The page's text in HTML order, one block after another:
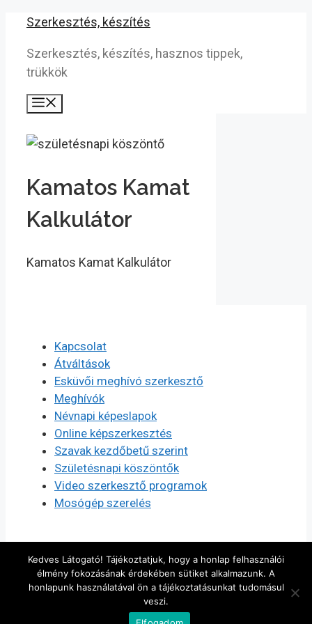
Kilépés
tartalomba
Szerkesztés, készítés
Szerkesztés, készítés, hasznos tippek,
trükkök
Kamatos Kamat
Kalkulátor
Kamatos Kamat Kalkulátor
Kapcsolat
Átváltások
Esküvői meghívó szerkesztő
Meghívók
Névnapi képeslapok
Online képszerkesztés
Szavak kezdőbetű szerint
Születésnapi köszöntők
Video szerkesztő programok
Mosógép szerelés
© 2026 Szerkesztés, készítés
Kedves Látogató! Tájékoztatjuk, hogy a honlap felhasználói
élmény fokozásának érdekében sütiket alkalmazunk. A
honlapunk használatával ön a tájékoztatásunkat tudomásul
veszi.